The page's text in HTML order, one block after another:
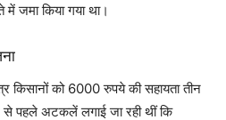
जमा किया गया था।
किसानों को 6000 रुपये की सहायता तीन
पहले अटकलें लगाई जा रही थीं कि